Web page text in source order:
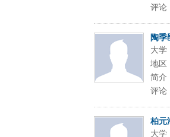
评论
陶季
大学
地区
简介
评论
柏元
大学